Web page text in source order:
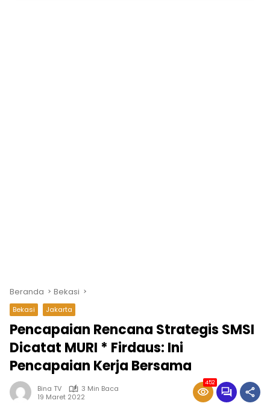
Beranda Bekasi
Bekasi Jakarta
Pencapaian Rencana Strategis SMSI
Dicatat MURI * Firdaus: Ini
Pencapaian Kerja Bersama
Bina TV
3 Min Baca
19 Maret 2022
452